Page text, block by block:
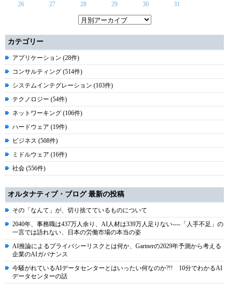
26
27 28 29 30 31
カテゴリー
アプリケーション (28件)
コンサルティング (514件)
システムインテグレーション (103件)
テクノロジー (54件)
ネットワーキング (106件)
ハードウェア (19件)
ビジネス (508件)
ミドルウェア (16件)
社会 (556件)
オルタナティブ・ブログ 最新の投稿
その「なんて」が、切り捨てているものについて
2040年、事務職は437万人余り、AI人材は339万人足りない----「人手不足」の
一言では語れない、日本の労働市場の本当の姿
AI推論によるプライバシーリスクとは何か、Gartnerの2029年予測から考える
企業のAIガバナンス
今騒がれているAIデータセンターとはいったい何なのか?!! 10分でわかるAI
データセンターの話